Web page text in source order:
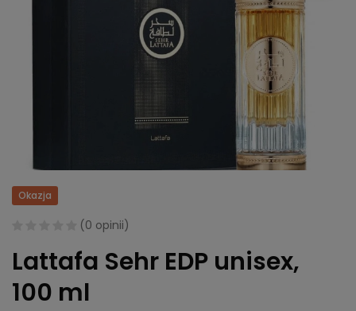
Okazja
(0 opinii)
Lattafa Sehr EDP unisex,
100 ml